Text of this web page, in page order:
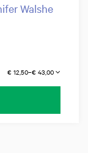
Walshe
€ 12,50–€ 43,00